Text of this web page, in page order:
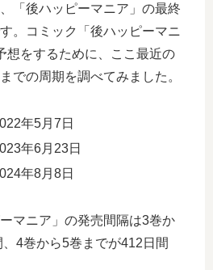
「後ハッピーマニア」の最終
。コミック「後ハッピーマニ
想をするために、ここ最近の
での周期を調べてみました。
年5月7日
年6月23日
年8月8日
マニア」の発売間隔は3巻か
4巻から5巻までが412日間